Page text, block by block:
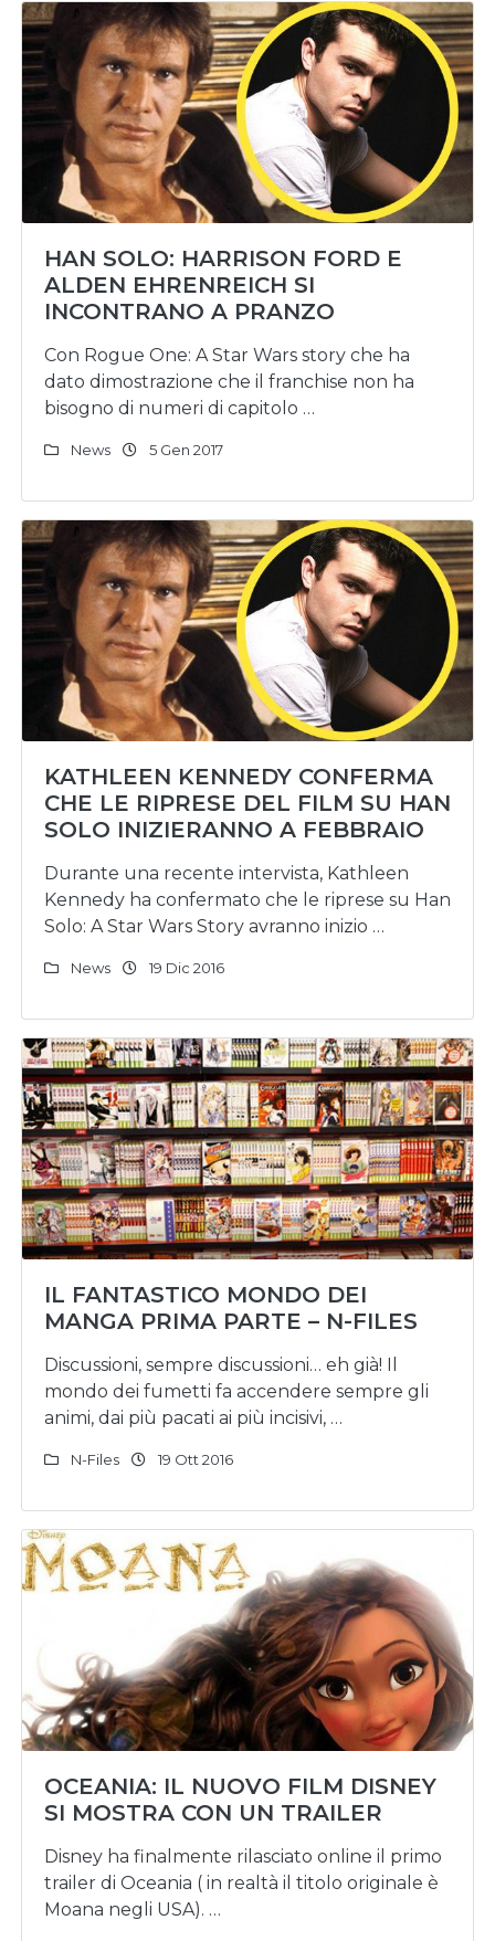
HAN SOLO: HARRISON FORD E
ALDEN EHRENREICH SI
INCONTRANO A PRANZO
Con Rogue One: A Star Wars story che ha
dato dimostrazione che il franchise non ha
bisogno di numeri di capitolo …
News 5 Gen 2017
KATHLEEN KENNEDY CONFERMA
CHE LE RIPRESE DEL FILM SU HAN
SOLO INIZIERANNO A FEBBRAIO
Durante una recente intervista, Kathleen
Kennedy ha confermato che le riprese su Han
Solo: A Star Wars Story avranno inizio …
News 19 Dic 2016
IL FANTASTICO MONDO DEI
MANGA PRIMA PARTE – N-FILES
Discussioni, sempre discussioni… eh già! Il
mondo dei fumetti fa accendere sempre gli
animi, dai più pacati ai più incisivi, …
N-Files 19 Ott 2016
OCEANIA: IL NUOVO FILM DISNEY
SI MOSTRA CON UN TRAILER
Disney ha finalmente rilasciato online il primo
trailer di Oceania ( in realtà il titolo originale è
Moana negli USA). …